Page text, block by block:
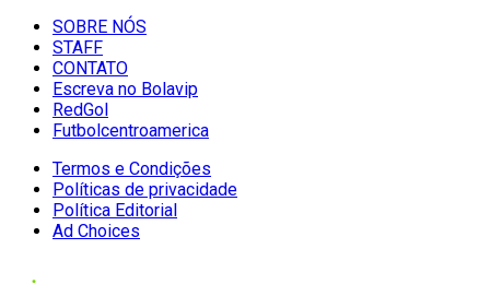
SOBRE NÓS
STAFF
CONTATO
Escreva no Bolavip
RedGol
Futbolcentroamerica
Termos e Condições
Políticas de privacidade
Política Editorial
Ad Choices